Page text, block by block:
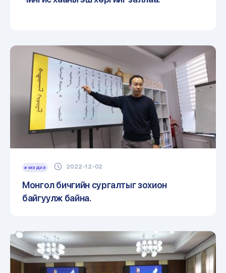
# МЭДЭЭ 2022-12-02
Монгол бичгийн сургалтыг зохион
байгуулж байна.